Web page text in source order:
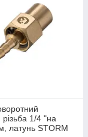
різьба 1/4 "на
латунь STORM